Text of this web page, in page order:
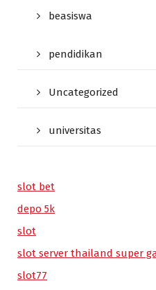
beasiswa
pendidikan
Uncategorized
universitas
slot bet
depo 5k
slot
slot server thailand super
slot77